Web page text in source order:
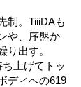
制。TiiiDAも
や、序盤か
り出す。
上げてトッ
ディへの619